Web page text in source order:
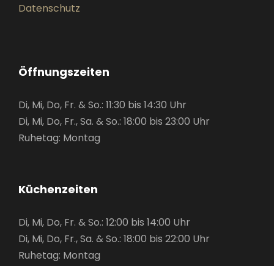
Datenschutz
Öffnungszeiten
Di, Mi, Do, Fr. & So.: 11:30 bis 14:30 Uhr
Di, Mi, Do, Fr., Sa. & So.: 18:00 bis 23:00 Uhr
Ruhetag: Montag
Küchenzeiten
Di, Mi, Do, Fr. & So.: 12:00 bis 14:00 Uhr
Di, Mi, Do, Fr., Sa. & So.: 18:00 bis 22:00 Uhr
Ruhetag: Montag